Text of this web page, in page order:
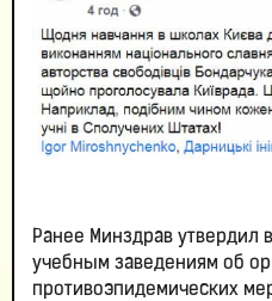
Ранее Минздрав
учебным заведениям об
противоэпидемических